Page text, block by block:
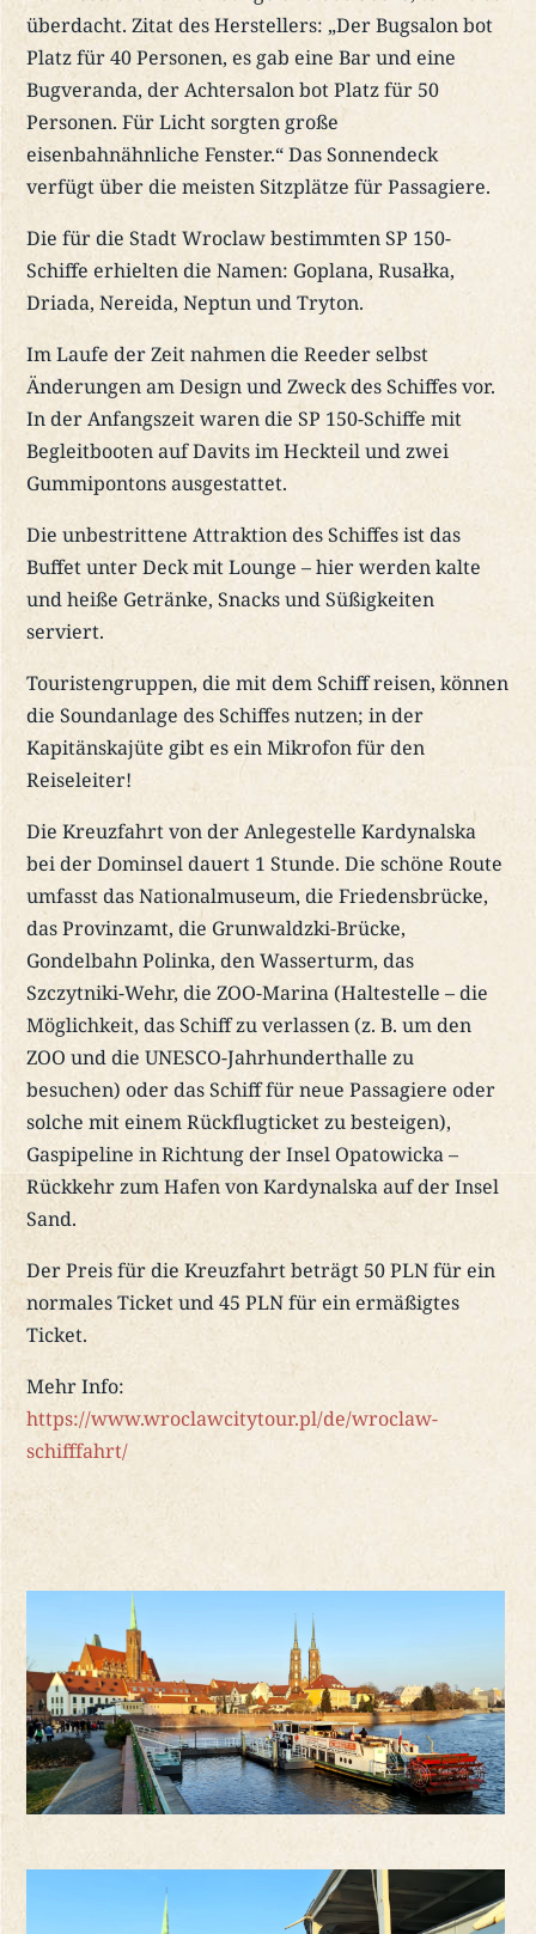
überdacht. Zitat des Herstellers: „Der Bugsalon bot
Platz für 40 Personen, es gab eine Bar und eine
Bugveranda, der Achtersalon bot Platz für 50
Personen. Für Licht sorgten große
eisenbahnähnliche Fenster.“ Das Sonnendeck
verfügt über die meisten Sitzplätze für Passagiere.
Die für die Stadt Wroclaw bestimmten SP 150-
Schiffe erhielten die Namen: Goplana, Rusałka,
Driada, Nereida, Neptun und Tryton.
Im Laufe der Zeit nahmen die Reeder selbst
Änderungen am Design und Zweck des Schiffes vor.
In der Anfangszeit waren die SP 150-Schiffe mit
Begleitbooten auf Davits im Heckteil und zwei
Gummipontons ausgestattet.
Die unbestrittene Attraktion des Schiffes ist das
Buffet unter Deck mit Lounge – hier werden kalte
und heiße Getränke, Snacks und Süßigkeiten
serviert.
Touristengruppen, die mit dem Schiff reisen, können
die Soundanlage des Schiffes nutzen; in der
Kapitänskajüte gibt es ein Mikrofon für den
Reiseleiter!
Die Kreuzfahrt von der Anlegestelle Kardynalska
bei der Dominsel dauert 1 Stunde. Die schöne Route
umfasst das Nationalmuseum, die Friedensbrücke,
das Provinzamt, die Grunwaldzki-Brücke,
Gondelbahn Polinka, den Wasserturm, das
Szczytniki-Wehr, die ZOO-Marina (Haltestelle – die
Möglichkeit, das Schiff zu verlassen (z. B. um den
ZOO und die UNESCO-Jahrhunderthalle zu
besuchen) oder das Schiff für neue Passagiere oder
solche mit einem Rückflugticket zu besteigen),
Gaspipeline in Richtung der Insel Opatowicka –
Rückkehr zum Hafen von Kardynalska auf der Insel
Sand.
Der Preis für die Kreuzfahrt beträgt 50 PLN für ein
normales Ticket und 45 PLN für ein ermäßigtes
Ticket.
Mehr Info:
https://www.wroclawcitytour.pl/de/wroclaw-
schifffahrt/